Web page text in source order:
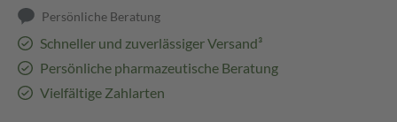
Persönliche Beratung
Schneller und zuverlässiger Versand³
Persönliche pharmazeutische Beratung
Vielfältige Zahlarten